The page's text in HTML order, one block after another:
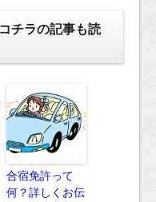
チラの記事も読
合宿免許って
何？詳しくお伝